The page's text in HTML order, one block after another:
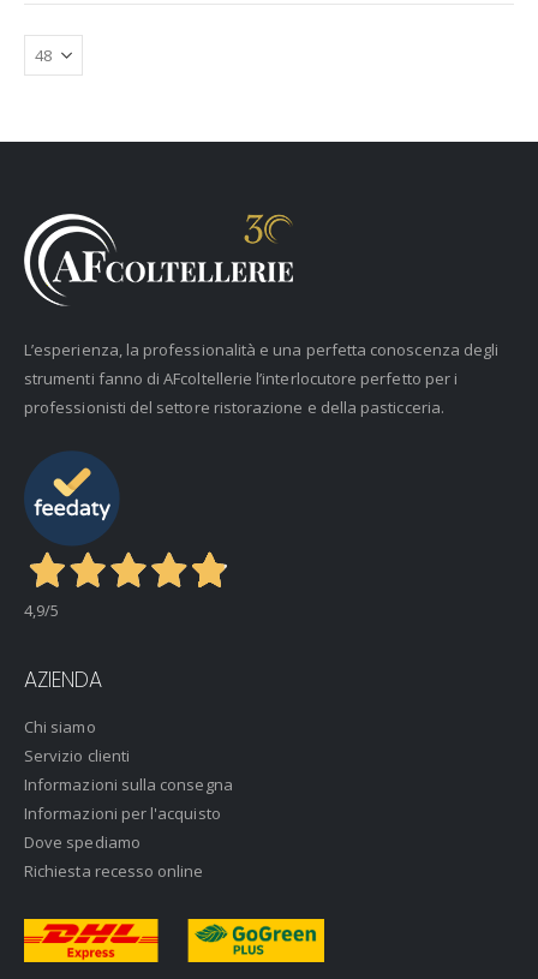
L’esperienza, la professionalità e una perfetta conoscenza degli
strumenti fanno di AFcoltellerie l’interlocutore perfetto per i
professionisti del settore ristorazione e della pasticceria.
4,9/5
AZIENDA
Chi siamo
Servizio clienti
Informazioni sulla consegna
Informazioni per l'acquisto
Dove spediamo
Richiesta recesso online